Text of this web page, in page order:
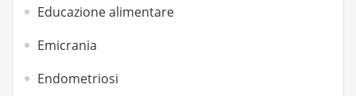
Educazione alimentare
Emicrania
Endometriosi